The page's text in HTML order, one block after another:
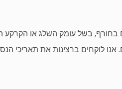
בשל עומק השלג או
אנו לוקחים ברצינות את